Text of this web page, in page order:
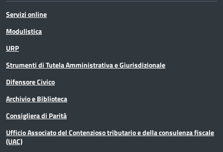
Servizi online
Modulistica
URP
Strumenti di Tutela Amministrativa e Giurisdizionale
Difensore Civico
Archivio e Biblioteca
Consigliera di Parità
Ufficio Associato del Contenzioso tributario e della consulenza fiscale
(UAC)